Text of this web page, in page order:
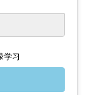
学习